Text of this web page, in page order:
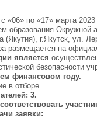
«06» по «17» марта
образования Окружной
(Якутия), г.Якутск, ул.
размещается на
является
безопасности
финансовом году.
в отборе.
3.
заявки: